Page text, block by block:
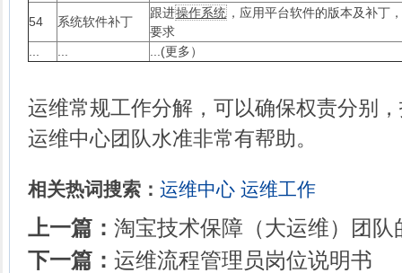
54 系统软件补丁
跟进操作系统 ，应用平台软件的版本及补丁
要求
...(更多）
运维常规工作分解，可以确保权责分别
运维中心团队水准非常有帮助。
相关热词搜索： 运维中心 运维工作
上一篇： 淘宝技术保障（大运维）团队
下一篇： 运维流程管理员岗位说明书